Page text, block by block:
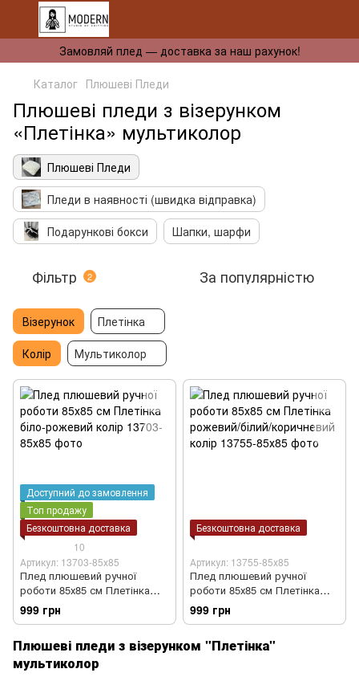
Замовляй плед — доставка за наш рахунок!
Каталог Плюшеві Пледи
Плюшеві пледи з візерунком
«Плетінка» мультиколор
Плюшеві Пледи
Пледи в наявності (швидка відправка)
Подарункові бокси
Шапки, шарфи
Фільтр 2 За популярністю
Візерунок
Плетінка
Колір
Мультиколор
Доступний до замовлення
Топ продажу
Безкоштовна доставка
10
Артикул: 13703-85х85
Плед плюшевий ручної
роботи 85х85 см Плетінка
біло-рожевий колір
999 грн
Безкоштовна доставка
Артикул: 13755-85х85
Плед плюшевий ручної
роботи 85х85 см Плетінка
рожевий/білий/коричневий
колір
999 грн
Плюшеві пледи з візерунком "Плетінка"
мультиколор